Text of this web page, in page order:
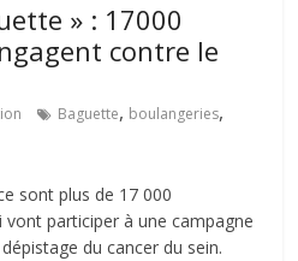
» : 17000
contre le
Baguette, boulangeries,
sont plus de 17 000
vont participer à une campagne
du cancer du sein.